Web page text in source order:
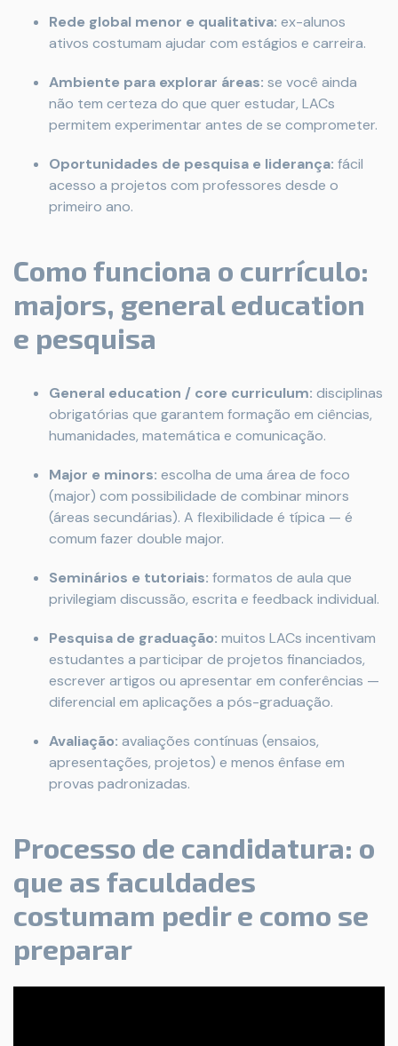
Rede global menor e qualitativa: ex-alunos
ativos costumam ajudar com estágios e carreira.
Ambiente para explorar áreas: se você ainda
não tem certeza do que quer estudar, LACs
permitem experimentar antes de se comprometer.
Oportunidades de pesquisa e liderança: fácil
acesso a projetos com professores desde o
primeiro ano.
Como funciona o currículo:
majors, general education
e pesquisa
General education / core curriculum: disciplinas
obrigatórias que garantem formação em ciências,
humanidades, matemática e comunicação.
Major e minors: escolha de uma área de foco
(major) com possibilidade de combinar minors
(áreas secundárias). A flexibilidade é típica — é
comum fazer double major.
Seminários e tutoriais: formatos de aula que
privilegiam discussão, escrita e feedback individual.
Pesquisa de graduação: muitos LACs incentivam
estudantes a participar de projetos financiados,
escrever artigos ou apresentar em conferências —
diferencial em aplicações a pós-graduação.
Avaliação: avaliações contínuas (ensaios,
apresentações, projetos) e menos ênfase em
provas padronizadas.
Processo de candidatura: o
que as faculdades
costumam pedir e como se
preparar